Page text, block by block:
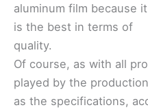
aluminum film because it
is the best in terms of
quality.
Of course, as with all
played by the
as the specifications,